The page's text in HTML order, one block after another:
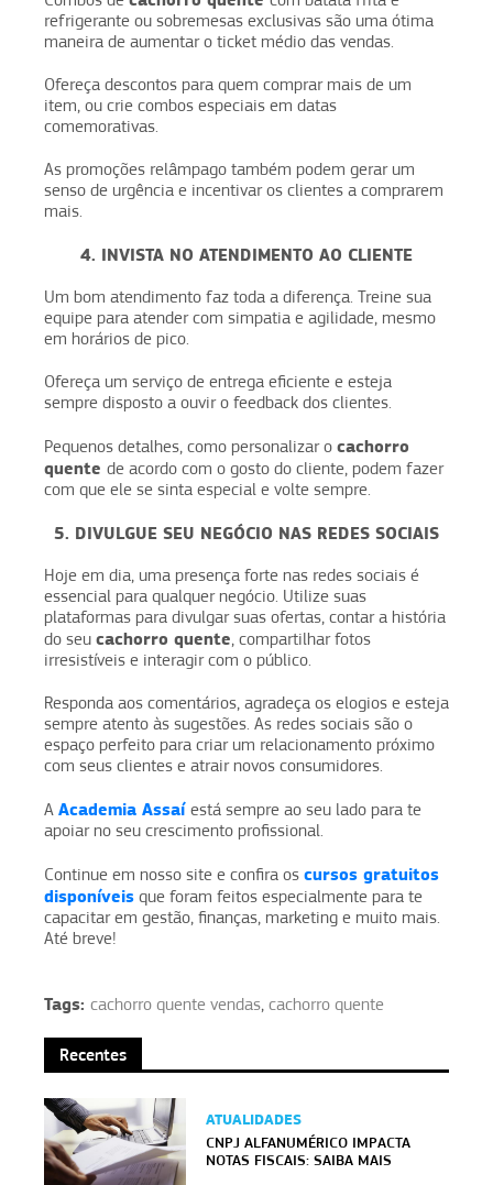
refrigerante ou sobremesas exclusivas são uma ótima
maneira de aumentar o ticket médio das vendas.
Ofereça descontos para quem comprar mais de um
item, ou crie combos especiais em datas
comemorativas.
As promoções relâmpago também podem gerar um
senso de urgência e incentivar os clientes a comprarem
mais.
4. INVISTA NO ATENDIMENTO AO CLIENTE
Um bom atendimento faz toda a diferença. Treine sua
equipe para atender com simpatia e agilidade, mesmo
em horários de pico.
Ofereça um serviço de entrega eficiente e esteja
sempre disposto a ouvir o feedback dos clientes.
Pequenos detalhes, como personalizar o cachorro
quente de acordo com o gosto do cliente, podem fazer
com que ele se sinta especial e volte sempre.
5. DIVULGUE SEU NEGÓCIO NAS REDES SOCIAIS
Hoje em dia, uma presença forte nas redes sociais é
essencial para qualquer negócio. Utilize suas
plataformas para divulgar suas ofertas, contar a história
do seu cachorro quente, compartilhar fotos
irresistíveis e interagir com o público.
Responda aos comentários, agradeça os elogios e esteja
sempre atento às sugestões. As redes sociais são o
espaço perfeito para criar um relacionamento próximo
com seus clientes e atrair novos consumidores.
A Academia Assaí está sempre ao seu lado para te
apoiar no seu crescimento profissional.
Continue em nosso site e confira os cursos gratuitos
disponíveis que foram feitos especialmente para te
capacitar em gestão, finanças, marketing e muito mais.
Até breve!
Tags: cachorro quente vendas, cachorro quente
Recentes
ATUALIDADES
CNPJ ALFANUMÉRICO IMPACTA
NOTAS FISCAIS: SAIBA MAIS